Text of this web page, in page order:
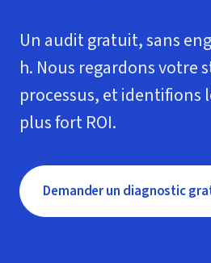
Un audit gratuit, sans
h. Nous regardons votre
processus, et identifions
plus fort ROI.
Demander un diagnostic